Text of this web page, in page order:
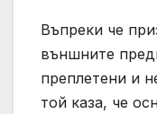
Въпреки че
външните
преплетени и
той каза, че